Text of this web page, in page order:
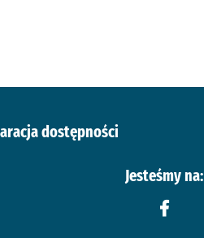
dostępności
Jesteśmy na: